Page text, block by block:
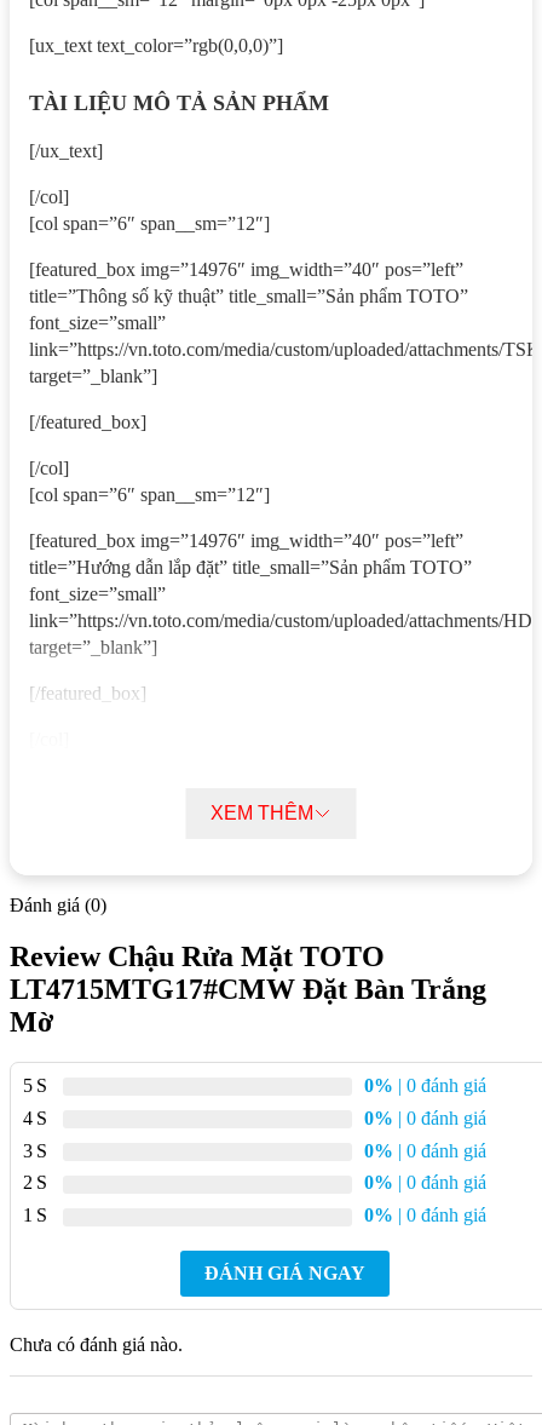
[ux_text text_color=”rgb(0,0,0)”]
TÀI LIỆU MÔ TẢ SẢN PHẨM
[/ux_text]
[/col]
[col span=”6″ span__sm=”12″]
[featured_box img=”14976″ img_width=”40″ pos=”left”
title=”Thông số kỹ thuật” title_small=”Sản phẩm TOTO”
font_size=”small”
link=”https://vn.toto.com/media/custom/uploaded/attachments/
target=”_blank”]
[/featured_box]
[/col]
[col span=”6″ span__sm=”12″]
[featured_box img=”14976″ img_width=”40″ pos=”left”
title=”Hướng dẫn lắp đặt” title_small=”Sản phẩm TOTO”
font_size=”small”
link=”https://vn.toto.com/media/custom/uploaded/attachments/
target=”_blank”]
[/featured_box]
[featured_box img=”14976″ img_width=”40″ pos=”left”
target=”_blank”]
[/featured_box]
[/col]
[col span=”6″ span__sm=”12″]
[featured_box img=”14976″ img_width=”40″ pos=”left”
title=”Bản vẽ 2D” title_small=”Sản phẩm TOTO”
link=”https://vn.toto.com/media/custom/uploaded/attachments/
target=”_blank”]
[col span__sm=”12″ margin=”0px 0px -25px 0px”]
[ux_text text_color=”rgb(0,0,0)”]
THÔNG TIN MÔ TẢ SẢN PHẨM
XEM THÊM
Đánh giá (0)
Review Chậu Rửa Mặt TOTO
LT4715MTG17#CMW Đặt Bàn Trắng
Mờ
5 0% | 0 đánh giá
4
0% | 0 đánh giá
3
0% | 0 đánh giá
2
0% | 0 đánh giá
1
0% | 0 đánh giá
ĐÁNH GIÁ NGAY
Chưa có đánh giá nào.